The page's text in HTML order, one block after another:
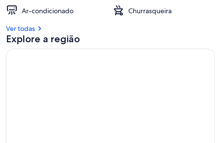
Ar-condicionado
Churrasqueira
Ver todas
Explore a região